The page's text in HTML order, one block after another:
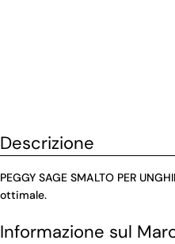
Descrizione
PEGGY SAGE SMALTO PER
ottimale.
Informazione sul